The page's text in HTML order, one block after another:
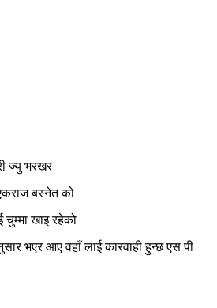
ज्यु भरखर
बस्नेत को
खाइ रहेको
भएर आए वहाँ लाई कारवाही हुन्छ एस पी